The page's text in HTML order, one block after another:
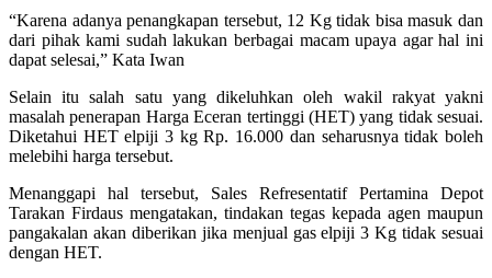
“Karena adanya penangkapan tersebut, 12 Kg tidak bisa masuk dan
dari pihak kami sudah lakukan berbagai macam upaya agar hal ini
dapat selesai,” Kata Iwan
Selain itu salah satu yang dikeluhkan oleh wakil rakyat yakni
masalah penerapan Harga Eceran tertinggi (HET) yang tidak sesuai.
Diketahui HET elpiji 3 kg Rp. 16.000 dan seharusnya tidak boleh
melebihi harga tersebut.
Menanggapi hal tersebut, Sales Refresentatif Pertamina Depot
Tarakan Firdaus mengatakan, tindakan tegas kepada agen maupun
pangakalan akan diberikan jika menjual gas elpiji 3 Kg tidak sesuai
dengan HET.